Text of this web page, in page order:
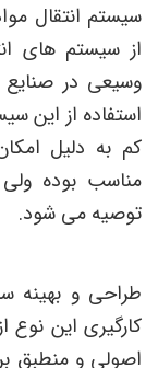
سیستم انتقال
از سیستم‌ های
وسیعی در صنایع
استفاده از این
کم به دلیل
مناسب بوده ولی
توصیه می شود.
طراحی و بهینه‌
کارگیری این
اصولی و منطبق